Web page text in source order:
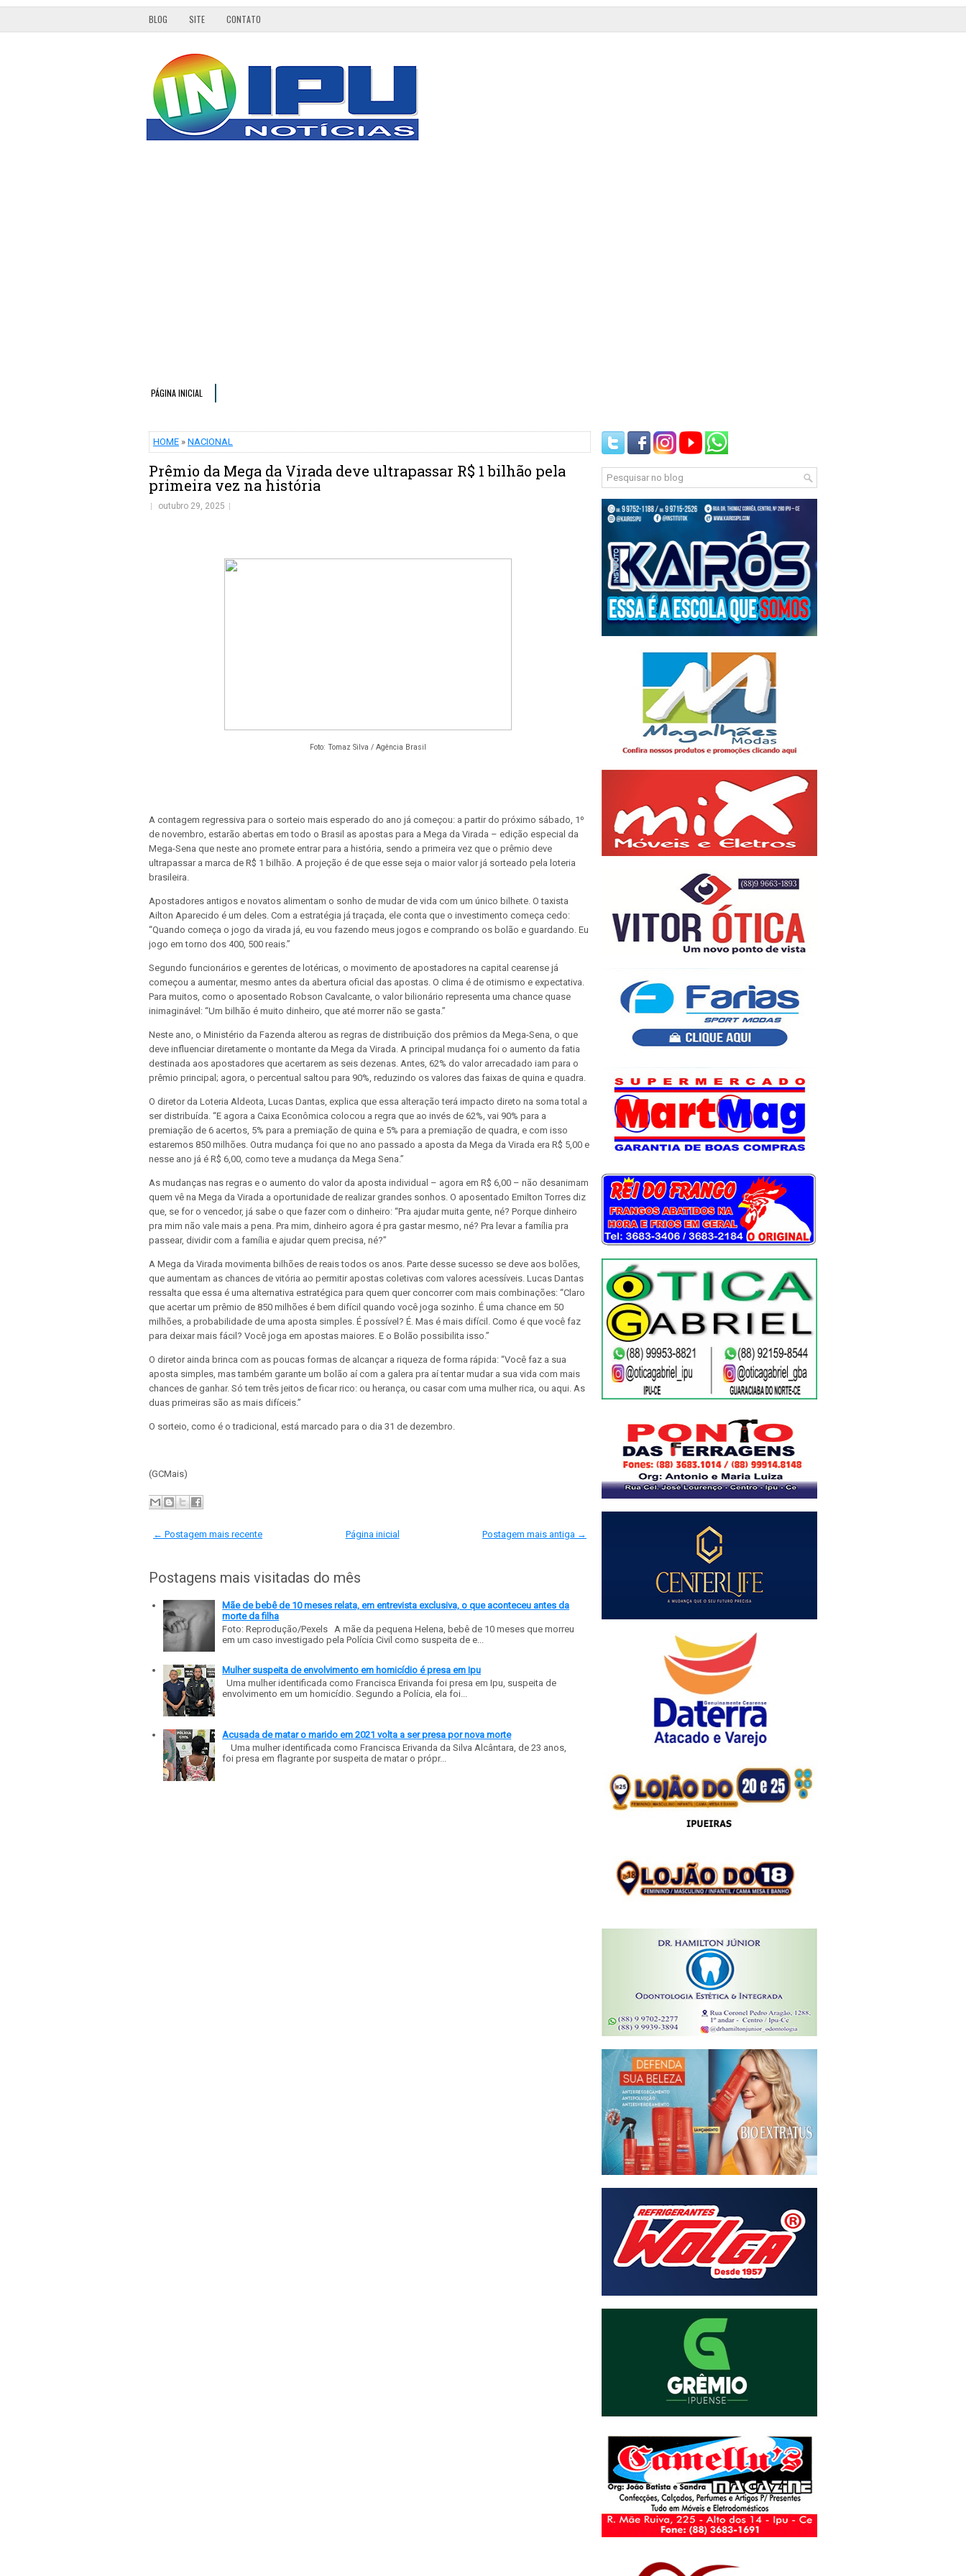
BLOG SITE CONTATO
PÁGINA INICIAL
HOME » NACIONAL
Prêmio da Mega da Virada deve ultrapassar R$ 1 bilhão pela
primeira vez na história
outubro 29, 2025
Foto: Tomaz Silva / Agência Brasil
A contagem regressiva para o sorteio mais esperado do ano já começou: a partir do próximo sábado, 1º
de novembro, estarão abertas em todo o Brasil as apostas para a Mega da Virada – edição especial da
Mega-Sena que neste ano promete entrar para a história, sendo a primeira vez que o prêmio deve
ultrapassar a marca de R$ 1 bilhão. A projeção é de que esse seja o maior valor já sorteado pela loteria
brasileira.
Apostadores antigos e novatos alimentam o sonho de mudar de vida com um único bilhete. O taxista
Ailton Aparecido é um deles. Com a estratégia já traçada, ele conta que o investimento começa cedo:
“Quando começa o jogo da virada já, eu vou fazendo meus jogos e comprando os bolão e guardando. Eu
jogo em torno dos 400, 500 reais.”
Segundo funcionários e gerentes de lotéricas, o movimento de apostadores na capital cearense já
começou a aumentar, mesmo antes da abertura oficial das apostas. O clima é de otimismo e expectativa.
Para muitos, como o aposentado Robson Cavalcante, o valor bilionário representa uma chance quase
inimaginável: “Um bilhão é muito dinheiro, que até morrer não se gasta.”
Neste ano, o Ministério da Fazenda alterou as regras de distribuição dos prêmios da Mega-Sena, o que
deve influenciar diretamente o montante da Mega da Virada. A principal mudança foi o aumento da fatia
destinada aos apostadores que acertarem as seis dezenas. Antes, 62% do valor arrecadado iam para o
prêmio principal; agora, o percentual saltou para 90%, reduzindo os valores das faixas de quina e quadra.
O diretor da Loteria Aldeota, Lucas Dantas, explica que essa alteração terá impacto direto na soma total a
ser distribuída. “E agora a Caixa Econômica colocou a regra que ao invés de 62%, vai 90% para a
premiação de 6 acertos, 5% para a premiação de quina e 5% para a premiação de quadra, e com isso
estaremos 850 milhões. Outra mudança foi que no ano passado a aposta da Mega da Virada era R$ 5,00 e
nesse ano já é R$ 6,00, como teve a mudança da Mega Sena.”
As mudanças nas regras e o aumento do valor da aposta individual – agora em R$ 6,00 – não desanimam
quem vê na Mega da Virada a oportunidade de realizar grandes sonhos. O aposentado Emilton Torres diz
que, se for o vencedor, já sabe o que fazer com o dinheiro: “Pra ajudar muita gente, né? Porque dinheiro
pra mim não vale mais a pena. Pra mim, dinheiro agora é pra gastar mesmo, né? Pra levar a família pra
passear, dividir com a família e ajudar quem precisa, né?”
A Mega da Virada movimenta bilhões de reais todos os anos. Parte desse sucesso se deve aos bolões,
que aumentam as chances de vitória ao permitir apostas coletivas com valores acessíveis. Lucas Dantas
ressalta que essa é uma alternativa estratégica para quem quer concorrer com mais combinações: “Claro
que acertar um prêmio de 850 milhões é bem difícil quando você joga sozinho. É uma chance em 50
milhões, a probabilidade de uma aposta simples. É possível? É. Mas é mais difícil. Como é que você faz
para deixar mais fácil? Você joga em apostas maiores. E o Bolão possibilita isso.”
O diretor ainda brinca com as poucas formas de alcançar a riqueza de forma rápida: “Você faz a sua
aposta simples, mas também garante um bolão aí com a galera pra aí tentar mudar a sua vida com mais
chances de ganhar. Só tem três jeitos de ficar rico: ou herança, ou casar com uma mulher rica, ou aqui. As
duas primeiras são as mais difíceis.”
O sorteio, como é o tradicional, está marcado para o dia 31 de dezembro.
(GCMais)
← Postagem mais recente Postagem mais antiga →
Página inicial
Postagens mais visitadas do mês
Mãe de bebê de 10 meses relata, em entrevista exclusiva, o que aconteceu antes da
morte da filha
Foto: Reprodução/Pexels A mãe da pequena Helena, bebê de 10 meses que morreu
em um caso investigado pela Polícia Civil como suspeita de e...
Mulher suspeita de envolvimento em homicídio é presa em Ipu
Uma mulher identificada como Francisca Erivanda foi presa em Ipu, suspeita de
envolvimento em um homicídio. Segundo a Polícia, ela foi...
Acusada de matar o marido em 2021 volta a ser presa por nova morte
Uma mulher identificada como Francisca Erivanda da Silva Alcântara, de 23 anos,
foi presa em flagrante por suspeita de matar o própr...